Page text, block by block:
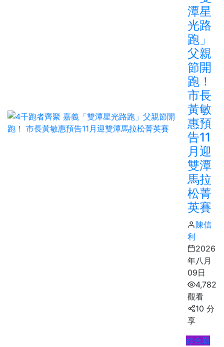
潭星
光路
跑」
父親
節開
跑！
市長
黃敏
惠預
告11
月迎
雙潭
馬拉
松菁
英賽
陳信
利
2026
年八月
09日
4,782
觀看
10 分
享
綜合新